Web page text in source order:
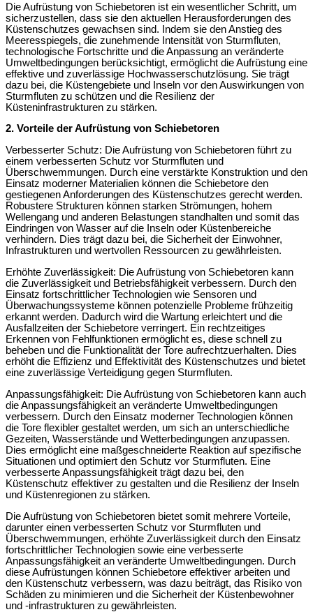
Die Aufrüstung von Schiebetoren ist ein wesentlicher Schritt, um
sicherzustellen, dass sie den aktuellen Herausforderungen des
Küstenschutzes gewachsen sind. Indem sie den Anstieg des
Meeresspiegels, die zunehmende Intensität von Sturmfluten,
technologische Fortschritte und die Anpassung an veränderte
Umweltbedingungen berücksichtigt, ermöglicht die Aufrüstung eine
effektive und zuverlässige Hochwasserschutzlösung. Sie trägt
dazu bei, die Küstengebiete und Inseln vor den Auswirkungen von
Sturmfluten zu schützen und die Resilienz der
Küsteninfrastrukturen zu stärken.
2. Vorteile der Aufrüstung von Schiebetoren
Verbesserter Schutz: Die Aufrüstung von Schiebetoren führt zu
einem verbesserten Schutz vor Sturmfluten und
Überschwemmungen. Durch eine verstärkte Konstruktion und den
Einsatz moderner Materialien können die Schiebetore den
gestiegenen Anforderungen des Küstenschutzes gerecht werden.
Robustere Strukturen können starken Strömungen, hohem
Wellengang und anderen Belastungen standhalten und somit das
Eindringen von Wasser auf die Inseln oder Küstenbereiche
verhindern. Dies trägt dazu bei, die Sicherheit der Einwohner,
Infrastrukturen und wertvollen Ressourcen zu gewährleisten.
Erhöhte Zuverlässigkeit: Die Aufrüstung von Schiebetoren kann
die Zuverlässigkeit und Betriebsfähigkeit verbessern. Durch den
Einsatz fortschrittlicher Technologien wie Sensoren und
Überwachungssysteme können potenzielle Probleme frühzeitig
erkannt werden. Dadurch wird die Wartung erleichtert und die
Ausfallzeiten der Schiebetore verringert. Ein rechtzeitiges
Erkennen von Fehlfunktionen ermöglicht es, diese schnell zu
beheben und die Funktionalität der Tore aufrechtzuerhalten. Dies
erhöht die Effizienz und Effektivität des Küstenschutzes und bietet
eine zuverlässige Verteidigung gegen Sturmfluten.
Anpassungsfähigkeit: Die Aufrüstung von Schiebetoren kann auch
die Anpassungsfähigkeit an veränderte Umweltbedingungen
verbessern. Durch den Einsatz moderner Technologien können
die Tore flexibler gestaltet werden, um sich an unterschiedliche
Gezeiten, Wasserstände und Wetterbedingungen anzupassen.
Dies ermöglicht eine maßgeschneiderte Reaktion auf spezifische
Situationen und optimiert den Schutz vor Sturmfluten. Eine
verbesserte Anpassungsfähigkeit trägt dazu bei, den
Küstenschutz effektiver zu gestalten und die Resilienz der Inseln
und Küstenregionen zu stärken.
Die Aufrüstung von Schiebetoren bietet somit mehrere Vorteile,
darunter einen verbesserten Schutz vor Sturmfluten und
Überschwemmungen, erhöhte Zuverlässigkeit durch den Einsatz
fortschrittlicher Technologien sowie eine verbesserte
Anpassungsfähigkeit an veränderte Umweltbedingungen. Durch
diese Aufrüstungen können Schiebetore effektiver arbeiten und
den Küstenschutz verbessern, was dazu beiträgt, das Risiko von
Schäden zu minimieren und die Sicherheit der Küstenbewohner
und -infrastrukturen zu gewährleisten.